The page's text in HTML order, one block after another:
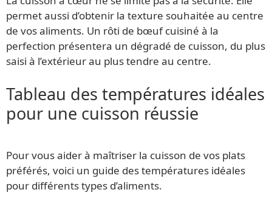
permet aussi d’obtenir la texture souhaitée au centre
de vos aliments. Un rôti de bœuf cuisiné à la
perfection présentera un dégradé de cuisson, du plus
saisi à l’extérieur au plus tendre au centre.
Tableau des températures idéales
pour une cuisson réussie
Pour vous aider à maîtriser la cuisson de vos plats
préférés, voici un guide des températures idéales
pour différents types d’aliments.